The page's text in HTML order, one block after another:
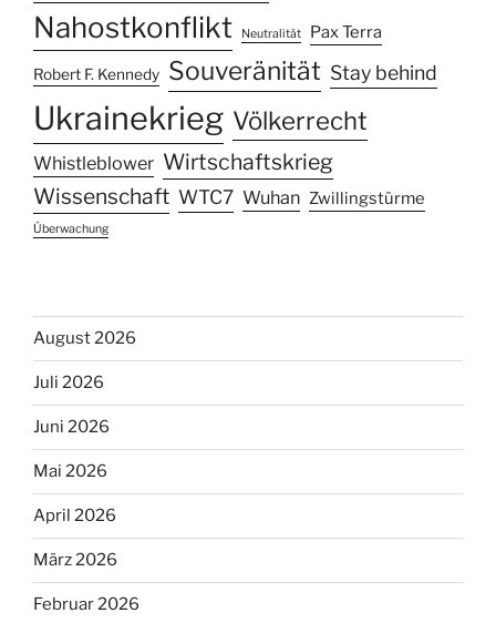
Nahostkonflikt Neutralität Pax Terra
Robert F. Kennedy Souveränität Stay behind
Ukrainekrieg Völkerrecht
Whistleblower Wirtschaftskrieg
Wissenschaft WTC7 Wuhan Zwillingstürme
Überwachung
August 2026
Juli 2026
Juni 2026
Mai 2026
April 2026
März 2026
Februar 2026